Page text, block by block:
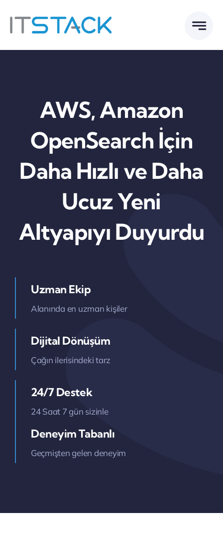
content
AWS, Amazon
OpenSearch İçin
Daha Hızlı ve Daha
Ucuz Yeni
Altyapıyı Duyurdu
Uzman Ekip
Alanında en uzman kişiler
Dijital Dönüşüm
Çağın ilerisindeki tarz
24/7 Destek
24 Saat 7 gün sizinle
Deneyim Tabanlı
Geçmişten gelen deneyim